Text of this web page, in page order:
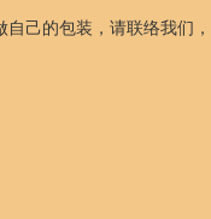
己的包装，请联络我们